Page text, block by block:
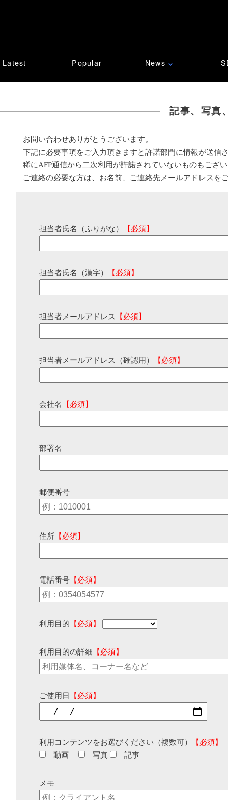
Latest Popular News ∨
記事、写真
お問い合わせありがとうございます。
下記に必要事項をご入力頂きますと許諾部門に情報が送信
稀にAFP通信から二次利用が許諾されていないものもござ
ご連絡の必要な方は、お名前、ご連絡先メールアドレスを
担当者氏名（ふりがな） 【必須】
担当者氏名（漢字） 【必須】
担当者メールアドレス 【必須】
担当者メールアドレス（確認用） 【必須】
会社名 【必須】
部署名
郵便番号
住所 【必須】
電話番号 【必須】
利用目的 【必須】
利用目的の詳細 【必須】
ご使用日 【必須】
利用コンテンツをお選びください（複数可）
【必須】
動画
写真 記事
メモ